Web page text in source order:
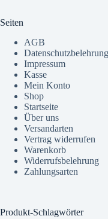
Seiten
AGB
Datenschutzbelehrung
Impressum
Kasse
Mein Konto
Shop
Startseite
Über uns
Versandarten
Vertrag widerrufen
Warenkorb
Widerrufsbelehrung
Zahlungsarten
Produkt-Schlagwörter